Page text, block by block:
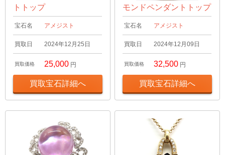
トトップ
宝石名 アメジスト
買取日 2024年12月25日
買取価格 25,000 円
買取宝石詳細へ
モンドペンダントトップ
宝石名 アメジスト
買取日 2024年12月09日
買取価格 32,500 円
買取宝石詳細へ